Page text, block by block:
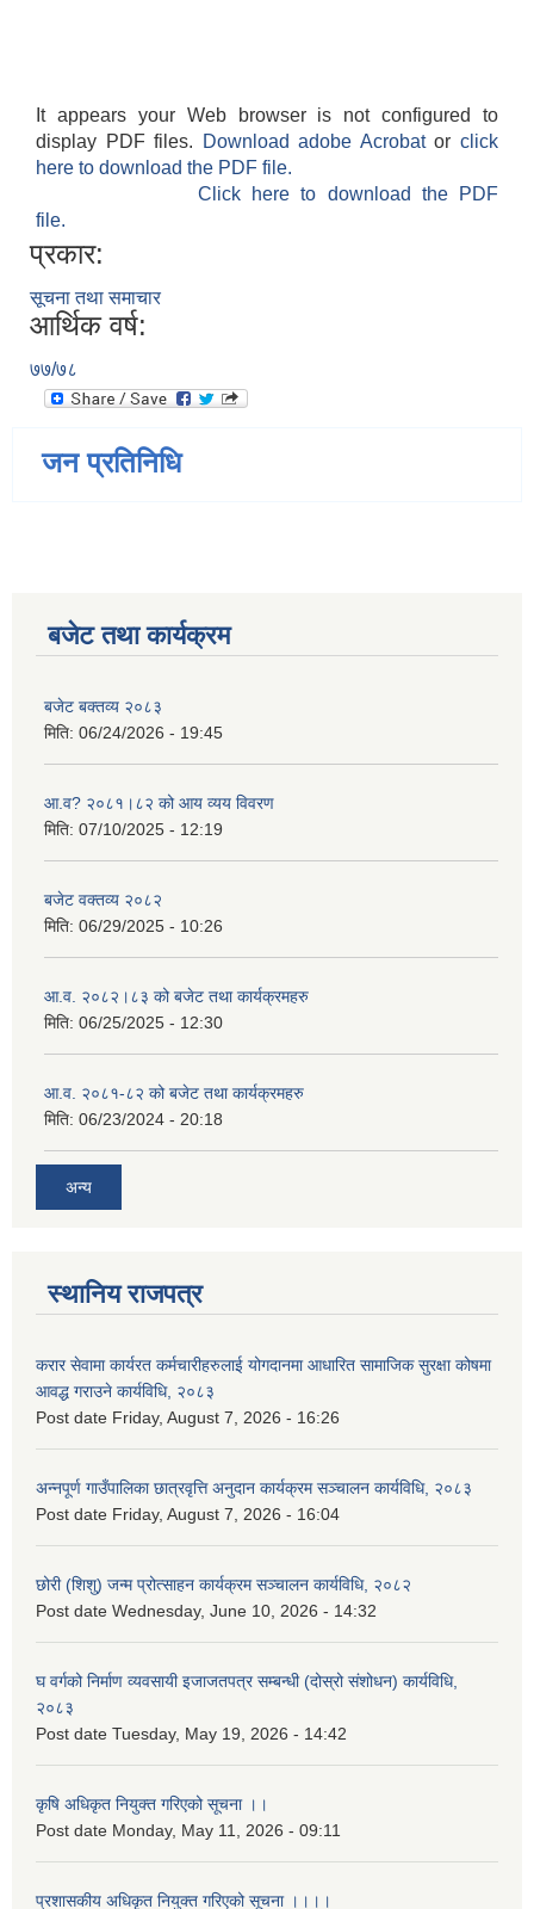
It appears your Web browser is not configured to
display PDF files.
Download adobe Acrobatorclick
here to download the PDF file.
Click here to download the PDF
file.
प्रकार:
सूचना तथा समाचार
आर्थिक वर्ष:
७७/७८
जन प्रतिनिधि
बजेट तथा कार्यक्रम
बजेट बक्तव्य २०८३
मिति: 06/24/2026 - 19:45
आ.व? २०८१।८२ को आय व्यय विवरण
मिति: 07/10/2025 - 12:19
बजेट वक्तव्य २०८२
मिति: 06/29/2025 - 10:26
आ.व. २०८२।८३ को बजेट तथा कार्यक्रमहरु
मिति: 06/25/2025 - 12:30
आ.व. २०८१-८२ को बजेट तथा कार्यक्रमहरु
मिति: 06/23/2024 - 20:18
अन्य
स्थानिय राजपत्र
करार सेवामा कार्यरत कर्मचारीहरुलाई योगदानमा आधारित सामाजिक सुरक्षा कोषमा
आवद्ध गराउने कार्यविधि, २०८३
Post date Friday, August 7, 2026 - 16:26
अन्नपूर्ण गाउँपालिका छात्रवृत्ति अनुदान कार्यक्रम सञ्चालन कार्यविधि, २०८३
Post date Friday, August 7, 2026 - 16:04
छोरी (शिशु) जन्म प्रोत्साहन कार्यक्रम सञ्चालन कार्यविधि, २०८२
Post date Wednesday, June 10, 2026 - 14:32
घ वर्गको निर्माण व्यवसायी इजाजतपत्र सम्बन्धी (दोस्रो संशोधन) कार्यविधि,
२०८३
Post date Tuesday, May 19, 2026 - 14:42
कृषि अधिकृत नियुक्त गरिएको सूचना ।।
Post date Monday, May 11, 2026 - 09:11
प्रशासकीय अधिकृत नियुक्त गरिएको सूचना ।।।।